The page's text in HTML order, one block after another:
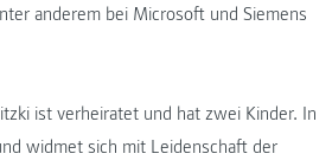
anderem bei Microsoft und Siemens
ist verheiratet und hat zwei Kinder. In
widmet sich mit Leidenschaft der